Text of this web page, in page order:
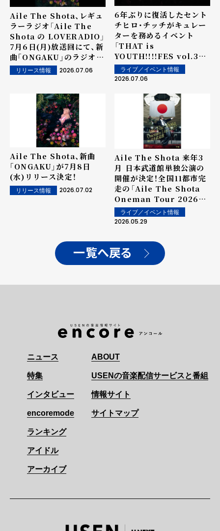
Aile The Shota、レギュ
ラーラジオ「Aile The
Shota の LOVERADIO」
7月6日(月)放送回にて、新
曲｢ONGAKU｣のラジオ
OA解禁が決定！
リリース情報 2026.07.06
6年ぶりに復活したセント
チヒロ・チッチがキュレー
ターを務めるイベント
「THAT is
YOUTH!!!!FES vol.3」
Aile The Shota、
Klang Ruler、ちゃんぴ
あふれる"青春"な一夜のラ
イブレポートが到着！！
ライブ／イベント情報
2026.07.06
Aile The Shota、新曲
｢ONGAKU｣が7月8日
(水)リリース決定！
リリース情報 2026.07.02
Aile The Shota 来年3
月 日本武道館単独公演の
開催が決定！全国11都市完
走の「Aile The Shota
Oneman Tour 2026
"キセキセツ"」ツアーファ
イナルでサプライズ発表
ライブ／イベント情報
2026.05.29
一覧へ戻る
ニュース
特集
インタビュー
encoremode
ランキング
アイドル
アーカイブ
ABOUT
USENの音楽配信サービスと番組
情報サイト
サイトマップ